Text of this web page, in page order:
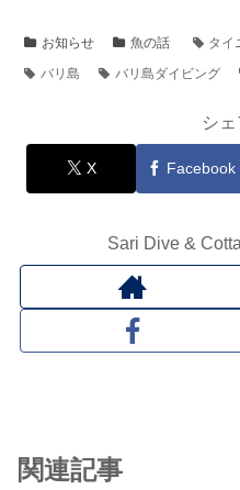
お知らせ 魚の話 タイ
バリ島
バリ島ダイビング
シ
X Facebook
Sari Dive &
関連記事